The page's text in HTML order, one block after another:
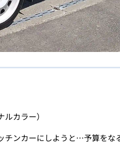
カラー）
チンカーにしようと…予算を